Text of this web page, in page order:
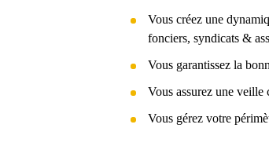
Vous créez une
fonciers, syndicats &
Vous garantissez la
Vous assurez une veille
Vous gérez votre